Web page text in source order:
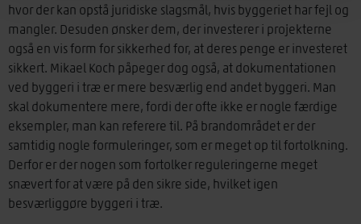
hvor der kan opstå juridiske slagsmål, hvis byggeriet har fejl og
mangler. Desuden ønsker dem, der investerer i projekterne
også en vis form for sikkerhed for, at deres penge er investeret
sikkert. Mikael Koch påpeger dog også, at dokumentationen
ved byggeri i træ er mere besværlig end andet byggeri. Man
skal dokumentere mere, fordi der ofte ikke er nogle færdige
eksempler, man kan referere til. På brandområdet er der
samtidig nogle formuleringer, som er meget op til fortolkning.
Derfor er der nogen som fortolker reguleringerne meget
snævert for at være på den sikre side, hvilket igen
besværliggøre byggeri i træ.